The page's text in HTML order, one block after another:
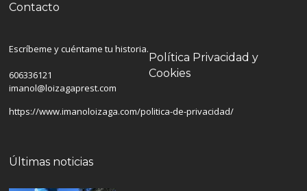
Contacto
Escríbeme y cuéntame tu historia.
606336121
imanol@loizagaprest.com
Política Privacidad y
Cookies
https://www.imanoloizaga.com/politica-de-privacidad/
Últimas noticias